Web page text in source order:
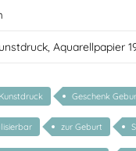
Aquarellpapier
Geschenk
zur Geburt